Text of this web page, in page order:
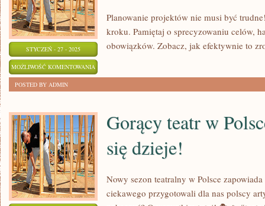
STYCZEŃ - 27 - 2025
MOŻLIWOŚĆ KOMENTOWANIA
PROJEKTY
KROK
KROKU
ZOSTAŁA WYŁĄCZONA
Planowanie projektów nie musi być
kroku. Pamiętaj o sprecyzowaniu celów,
obowiązków. Zobacz, jak efektywnie to
POSTED BY ADMIN
Gorący teatr w
się dzieje!
Nowy sezon teatralny w Polsce
ciekawego przygotowali dla nas polscy